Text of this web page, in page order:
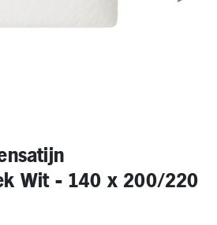
Wit - 140 x 200/220